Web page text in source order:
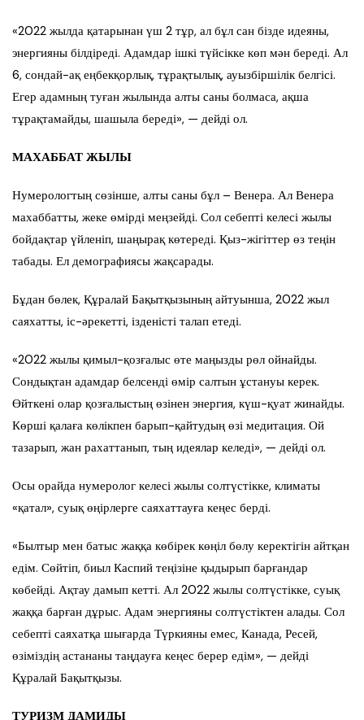
«2022 жылда қатарынан үш 2 тұр, ал бұл сан бізде идеяны,
энергияны білдіреді. Адамдар ішкі түйсікке көп мән береді. Ал
6, сондай-ақ еңбекқорлық, тұрақтылық, ауызбіршілік белгісі.
Егер адамның туған жылында алты саны болмаса, ақша
тұрақтамайды, шашыла береді», — дейді ол.
МАХАББАТ ЖЫЛЫ
Нумерологтың сөзінше, алты саны бұл – Венера. Ал Венера
махаббатты, жеке өмірді меңзейді. Сол себепті келесі жылы
бойдақтар үйленіп, шаңырақ көтереді. Қыз-жігіттер өз теңін
табады. Ел демографиясы жақсарады.
Бұдан бөлек, Құралай Бақытқызының айтуынша, 2022 жыл
саяхатты, іс-әрекетті, ізденісті талап етеді.
«2022 жылы қимыл-қозғалыс өте маңызды рөл ойнайды.
Сондықтан адамдар белсенді өмір салтын ұстануы керек.
Өйткені олар қозғалыстың өзінен энергия, күш-қуат жинайды.
Көрші қалаға көлікпен барып-қайтудың өзі медитация. Ой
тазарып, жан рахаттанып, тың идеялар келеді», — дейді ол.
Осы орайда нумеролог келесі жылы солтүстікке, климаты
«қатал», суық өңірлерге саяхаттауға кеңес берді.
«Былтыр мен батыс жаққа көбірек көңіл бөлу керектігін айтқан
едім. Сөйтіп, биыл Каспий теңізіне қыдырып барғандар
көбейді. Ақтау дамып кетті. Ал 2022 жылы солтүстікке, суық
жаққа барған дұрыс. Адам энергияны солтүстіктен алады. Сол
себепті саяхатқа шығарда Түркияны емес, Канада, Ресей,
өзіміздің астананы таңдауға кеңес берер едім», — дейді
Құралай Бақытқызы.
ТУРИЗМ ДАМИДЫ